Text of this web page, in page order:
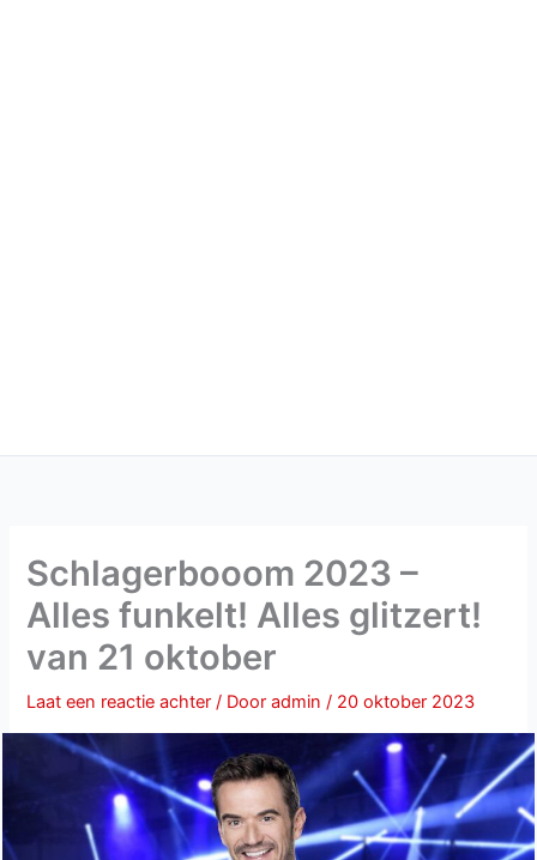
Schlagerbooom 2023 –
Alles funkelt! Alles glitzert!
van 21 oktober
Laat een reactie achter / Dooradmin/ 20 oktober 2023